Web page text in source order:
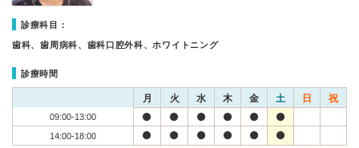
診療科目：
歯科、歯周病科、歯科口腔外科、ホワイトニング
診療時間
月 火 水 木 金 土 日 祝
09:00-13:00
14:00-18:00